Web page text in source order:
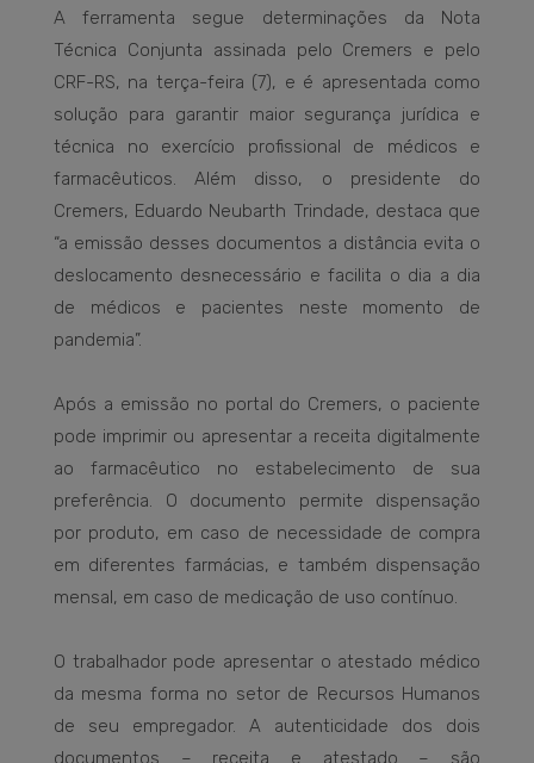
A ferramenta segue determinações da Nota
Técnica Conjunta assinada pelo Cremers e pelo
CRF-RS, na terça-feira (7), e é apresentada como
solução para garantir maior segurança jurídica e
técnica no exercício profissional de médicos e
farmacêuticos. Além disso, o presidente do
Cremers, Eduardo Neubarth Trindade, destaca que
“a emissão desses documentos a distância evita o
deslocamento desnecessário e facilita o dia a dia
de médicos e pacientes neste momento de
pandemia”.
Após a emissão no portal do Cremers, o paciente
pode imprimir ou apresentar a receita digitalmente
ao farmacêutico no estabelecimento de sua
preferência. O documento permite dispensação
por produto, em caso de necessidade de compra
em diferentes farmácias, e também dispensação
mensal, em caso de medicação de uso contínuo.
O trabalhador pode apresentar o atestado médico
da mesma forma no setor de Recursos Humanos
de seu empregador. A autenticidade dos dois
documentos – receita e atestado – são